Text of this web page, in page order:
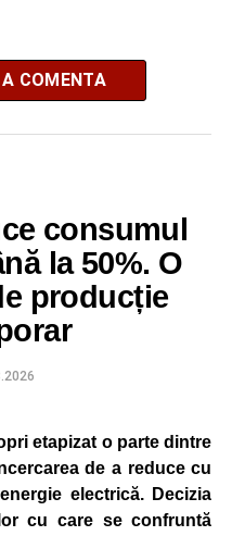
COMENTA
consumul
la 50%. O
producție
etapizat o parte dintre
de a reduce cu
electrică. Decizia
cu care se confruntă